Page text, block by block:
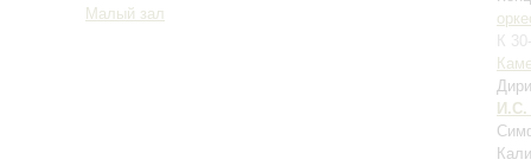
Малый зал
К
И.С.